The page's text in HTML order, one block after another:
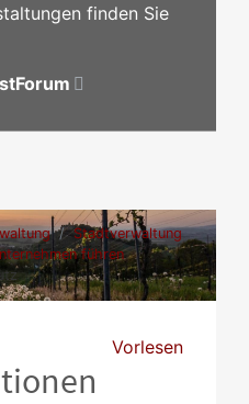
finden Sie
Stadtverwaltung
führen
Vorlesen